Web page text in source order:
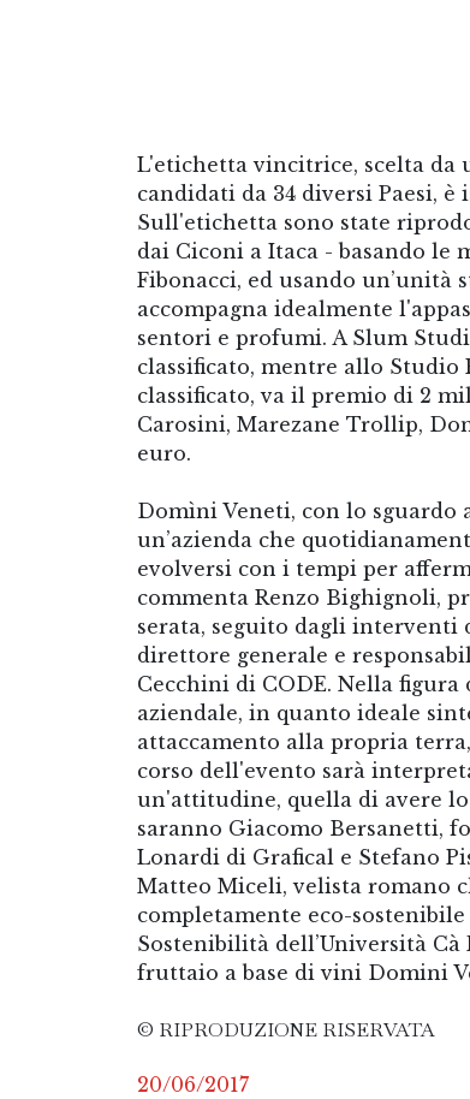
L'etichetta vincitrice, scelta
candidati da 34 diversi Paesi,
Sull'etichetta sono state
dai Ciconi a Itaca - basando le
Fibonacci, ed usando un’unità
accompagna idealmente
sentori e profumi. A Slum
classificato, mentre allo Studio
classificato, va il premio di 2
Carosini, Marezane Trollip,
euro.
Domìni Veneti, con lo
un’azienda che
evolversi con i tempi per
commenta Renzo Bighignoli,
serata, seguito dagli
direttore generale e
Cecchini di CODE. Nella
aziendale, in quanto ideale
attaccamento alla propria
corso dell'evento sarà
un'attitudine, quella di avere
saranno Giacomo Bersanetti,
Lonardi di Grafical e Stefano
Matteo Miceli, velista romano
completamente eco-
Sostenibilità dell’Università
fruttaio a base di vini Domini
© RIPRODUZIONE RISERVATA
20/06/2017